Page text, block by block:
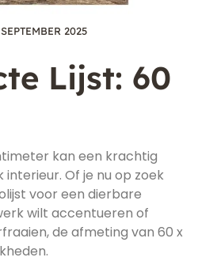
2025
Lijst: 60
kan een krachtig
Of je nu op zoek
voor een dierbare
wilt accentueren of
de afmeting van 60 x